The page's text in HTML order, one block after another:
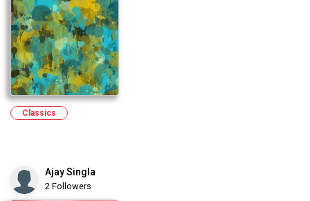
Classics
Ajay Singla
2 Followers